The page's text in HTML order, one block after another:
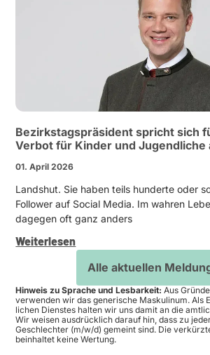
Bezirks­tags­prä­sident spricht sich
Verbot für Kinder und Jugend­liche
01. April 2026
Landshut. Sie haben teils hunderte oder
Follower auf Social Media. Im wahren
dagegen oft ganz anders
Weiter­lesen
Alle aktuellen
Hinweis zu Sprache und Lesbarkeit: Aus
verwenden wir das generische Masku­linum. Als
lichen Dienstes halten wir uns damit an die
Wir weisen ausdrücklich darauf hin, dass zu
Geschlechter (m/w/d) gemeint sind. Die
beinhaltet keine Wertung.